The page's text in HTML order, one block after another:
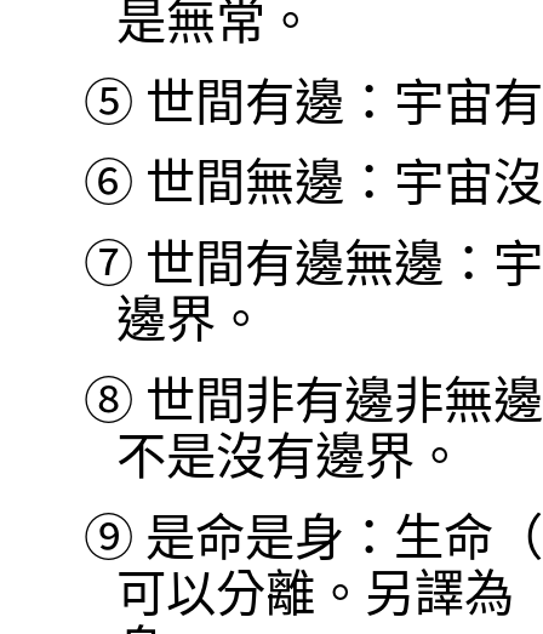
是無常。
⑤ 世間有邊：宇宙
⑥ 世間無邊：宇宙
⑦ 世間有邊無邊：
邊界。
⑧ 世間非有邊非無
不是沒有邊界。
⑨ 是命是身：生命
可以分離。另譯為